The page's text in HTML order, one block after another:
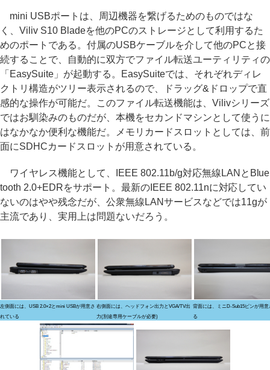
mini USBポートは、周辺機器を繋げるためのものではな
く、Viliv S10 Bladeを他のPCのストレージとして利用するた
めのポートである。付属のUSBケーブルを介して他のPCと接
続することで、自動的に双方でファイル転送ユーティリティの
「EasySuite」が起動する。EasySuiteでは、それぞれディレ
クトリ構造がツリー表示されるので、ドラッグ&ドロップで直
感的な操作が可能だ。このファイル転送機能は、Vilivシリーズ
ではお馴染みのものだが、本機をセカンドマシンとして使うに
はなかなか便利な機能だ。メモリカードスロットとしては、前
面にSDHCカードスロットが用意されている。
ワイヤレス機能として、IEEE 802.11b/g対応無線LANとBlue
tooth 2.0+EDRをサポート。最新のIEEE 802.11nに対応してい
ないのはやや残念だが、公衆無線LANサービスなどでは11gが
主流であり、実用上は問題ないだろう。
左側面には、USB 2.0×2とmini USBが用意さ
れている
右側面には、ヘッドフォン出力とVGA/TV出
力(別途専用ケーブルが必要)
背面には、ミニD-Sub15ピンが用意
る